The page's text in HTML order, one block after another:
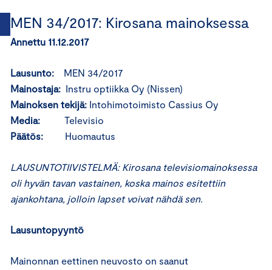
MEN 34/2017: Kirosana mainoksessa
Annettu 11.12.2017
Lausunto: MEN 34/2017
Mainostaja: Instru optiikka Oy (Nissen)
Mainoksen tekijä: Intohimotoimisto Cassius Oy
Media: Televisio
Päätös: Huomautus
LAUSUNTOTIIVISTELMÄ: Kirosana televisiomainoksessa
oli hyvän tavan vastainen, koska mainos esitettiin
ajankohtana, jolloin lapset voivat nähdä sen.
Lausuntopyyntö
Mainonnan eettinen neuvosto on saanut